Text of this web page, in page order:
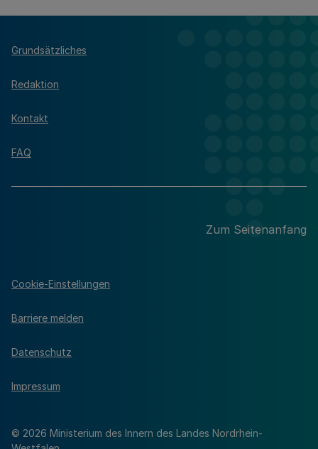
Grundsätzliches
Redaktion
Kontakt
FAQ
Zum Seitenanfang
© 2026 Ministerium des Innern des Landes Nordrhein-
Cookie-Einstellungen
Barriere melden
Datenschutz
Impressum